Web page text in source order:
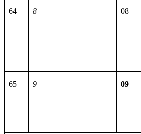
64 8 08
65 9 09